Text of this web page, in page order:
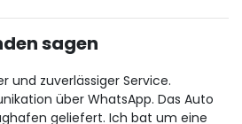
sagen
und zuverlässiger Service.
über WhatsApp. Das Auto
geliefert. Ich bat um eine